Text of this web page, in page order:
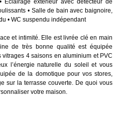
Eclairage extérieur avec détecteur de
• Salle de bain avec baignoire,
• WC suspendu indépendant
et intimité. Elle est livrée clé en main
de très bonne qualité est équipée
4 saisons en aluminium et PVC
l’énergie naturelle du soleil et vous
de la domotique pour vos stores,
sur la terrasse couverte. De quoi vous
votre maison.